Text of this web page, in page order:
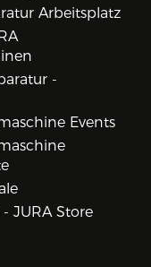
Arbeitsplatz
-
Events
JURA Store